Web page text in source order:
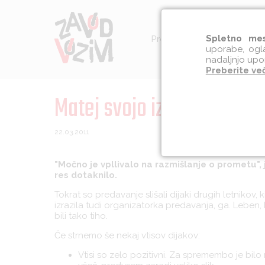
Preventiva Socialna
Matej svojo izkušnjo
22.03.2011
"Močno je vpllivalo na razmišlanje o
res dotaknilo.
Tokrat so predavanje slišali dijaki drugih
izrazila tudi organizatorka predavanja, ga.
bili tako tiho.
Če strnemo še nekaj vtisov dijakov:
Vtisi so zelo pozitivni. Za spremembo je
Spletno
uporabe,
nadaljnjo
Preberite